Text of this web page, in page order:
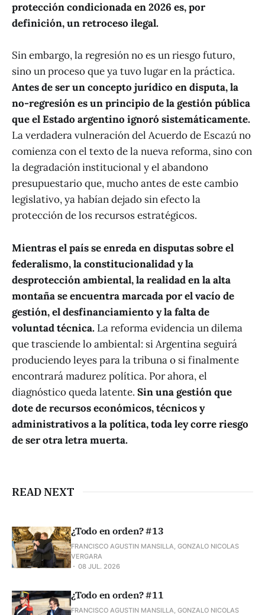
protección condicionada en 2026 es, por
definición, un retroceso ilegal.
Sin embargo, la regresión no es un riesgo futuro,
sino un proceso que ya tuvo lugar en la práctica.
Antes de ser un concepto jurídico en disputa, la
no-regresión es un principio de la gestión pública
que el Estado argentino ignoró sistemáticamente.
La verdadera vulneración del Acuerdo de Escazú no
comienza con el texto de la nueva reforma, sino con
la degradación institucional y el abandono
presupuestario que, mucho antes de este cambio
legislativo, ya habían dejado sin efecto la
protección de los recursos estratégicos.
Mientras el país se enreda en disputas sobre el
federalismo, la constitucionalidad y la
desprotección ambiental, la realidad en la alta
montaña se encuentra marcada por el vacío de
gestión, el desfinanciamiento y la falta de
voluntad técnica. La reforma evidencia un dilema
que trasciende lo ambiental: si Argentina seguirá
produciendo leyes para la tribuna o si finalmente
encontrará madurez política. Por ahora, el
diagnóstico queda latente. Sin una gestión que
dote de recursos económicos, técnicos y
administrativos a la política, toda ley corre riesgo
de ser otra letra muerta.
READ NEXT
¿Todo en orden? #13
FRANCISCO AGUSTIN MANSILLA, GONZALO NICOLAS
VERGARA
08 JUL. 2026
¿Todo en orden? #11
FRANCISCO AGUSTIN MANSILLA, GONZALO NICOLAS